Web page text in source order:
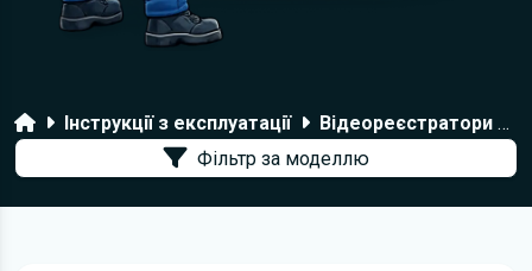
ГоловнаІнструкції з експлуатації
Відеореєстратори Axper
Фільтр за моделлю